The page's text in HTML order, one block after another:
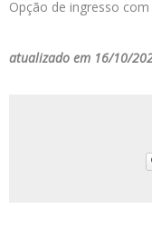
Opção de ingresso
atualizado em 16/10/